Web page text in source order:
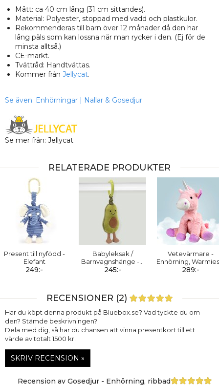
Mått: ca 40 cm lång (31 cm sittandes).
Material: Polyester, stoppad med vadd och plastkulor.
Rekommenderas till barn över 12 månader då den har
lång päls som kan lossna när man rycker i den. (Ej för de
minsta alltså.)
CE-märkt.
Tvättråd: Handtvättas.
Kommer från Jellycat.
Se även: Enhörningar | Nallar & Gosedjur
Se mer från: Jellycat
RELATERADE PRODUKTER
Present till nyfödd -
Elefant
249:-
Babyleksak /
Barnvagnshänge -
245:-
Vetevärmare -
Enhörning,
289:-
RECENSIONER (2)
Har du köpt denna produkt på Bluebox.se? Vad tyckte du om
den? Stämde beskrivningen?
Dela med dig, så har du chansen att vinna presentkort till ett
värde av totalt 1500 kr.
SKRIV RECENSION »
Recension av Gosedjur - Enhörning, ribbad